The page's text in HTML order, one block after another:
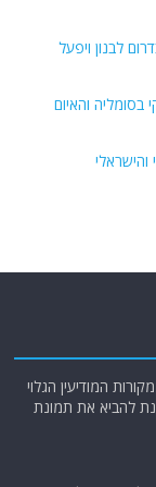
המודיעין הגלוי
בה ואתה מעוניין